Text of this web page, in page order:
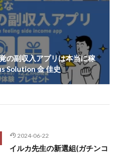
の副収入アプリは本当に稼
Solution 金 佳史
2024-06-22
イルカ先生の新選組(ガチンコ